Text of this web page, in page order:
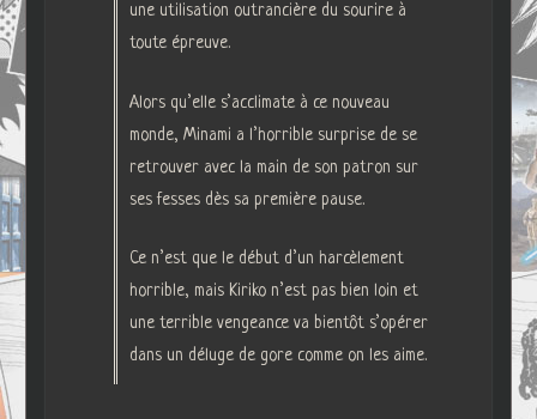
une utilisation outrancière du sourire à
toute épreuve.
Alors qu’elle s’acclimate à ce nouveau
monde, Minami a l’horrible surprise de se
retrouver avec la main de son patron sur
ses fesses dès sa première pause.
Ce n’est que le début d’un harcèlement
horrible, mais Kiriko n’est pas bien loin et
une terrible vengeance va bientôt s’opérer
dans un déluge de gore comme on les aime.